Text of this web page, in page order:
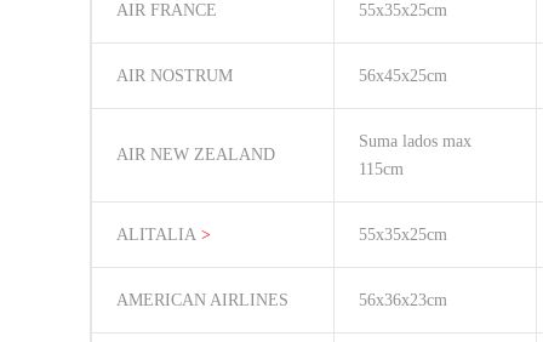
AIR FRANCE 55x35x25cm
AIR NOSTRUM 56x45x25cm
AIR NEW ZEALAND
Suma lados max
115cm
ALITALIA > 55x35x25cm
AMERICAN AIRLINES 56x36x23cm